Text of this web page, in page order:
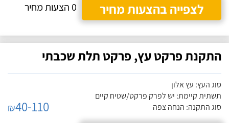
לצפייה בהצעות מחיר
0 הצעות מחיר
התקנת פרקט עץ, פרקט תלת שכבתי
סוג העץ: עץ אלון
תשתית קיימת: יש לפרק פרקט/שטיח קיים
סוג התקנה: הנחה צפה
₪40-110